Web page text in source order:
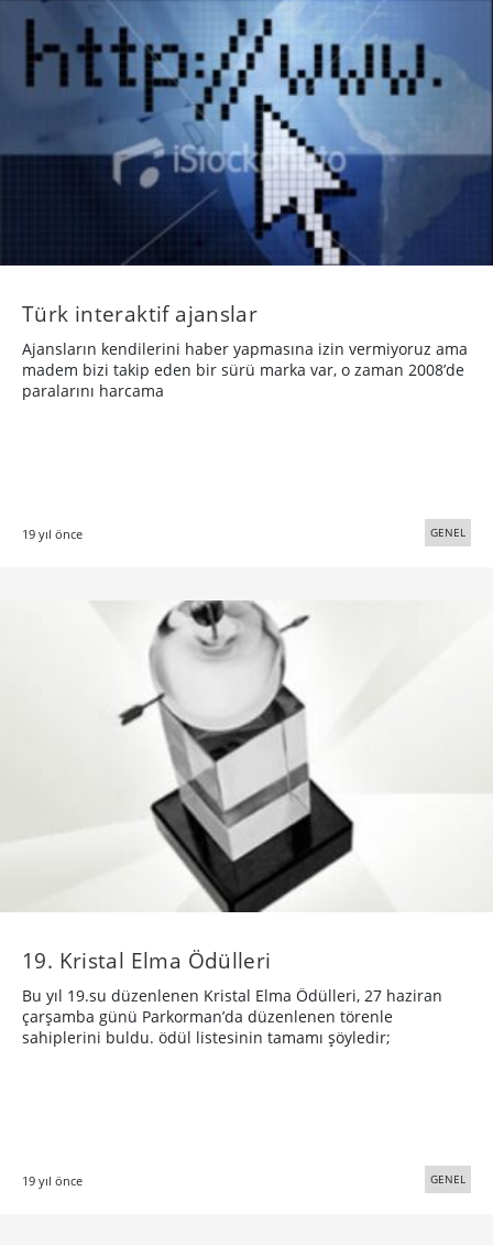
Türk interaktif ajanslar
Ajansların kendilerini haber yapmasına izin vermiyoruz ama
madem bizi takip eden bir sürü marka var, o zaman 2008’de
paralarını harcama
19 yıl önce GENEL
19. Kristal Elma Ödülleri
Bu yıl 19.su düzenlenen Kristal Elma Ödülleri, 27 haziran
çarşamba günü Parkorman’da düzenlenen törenle
sahiplerini buldu. ödül listesinin tamamı şöyledir;
19 yıl önce GENEL